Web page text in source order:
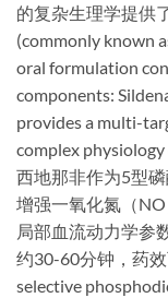
的复杂生理学提供
(commonly known
oral formulation​
components:
provides a multi-
complex
西地那非作为5型
增强一氧化氮（
局部血流动力学参
约30-60分钟，药效
selective